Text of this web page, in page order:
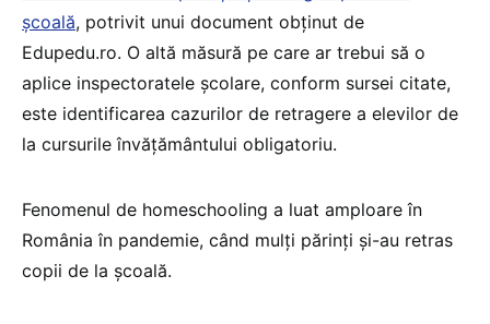
școală, potrivit unui document obținut de
Edupedu.ro. O altă măsură pe care ar trebui să o
aplice inspectoratele școlare, conform sursei citate,
este identificarea cazurilor de retragere a elevilor de
la cursurile învățământului obligatoriu.
Fenomenul de homeschooling a luat amploare în
România în pandemie, când mulți părinți și-au retras
copii de la școală.